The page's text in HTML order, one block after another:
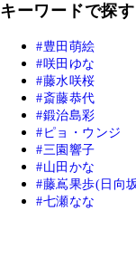
キーワードで探す
豊田萌絵
咲田ゆな
藤水咲桜
斎藤恭代
鍛治島彩
ピョ・ウンジ
三園響子
山田かな
藤嶌果歩(日向
七瀬なな